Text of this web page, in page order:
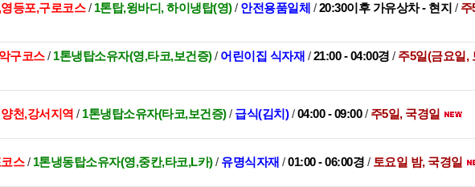
등포,구로코스/ 1톤탑,윙바디, 하이냉탑(영)/ 안전용품일체 /20:30이후 가유상차 - 현지 / 주
구코스/ 1톤냉탑소유자(영,타코,보건증)/ 어린이집 식자재 /21:00 - 04:00경 / 주5일(금요일,
천,강서지역 / 1톤냉탑소유자(타코,보건증)/ 급식(김치)/04:00 - 09:00/ 주5일, 국경일
스/ 1톤냉동탑소유자(영,중칸,타코,L카)/ 유명식자재 /01:00 - 06:00경 / 토요일 밤, 국경일